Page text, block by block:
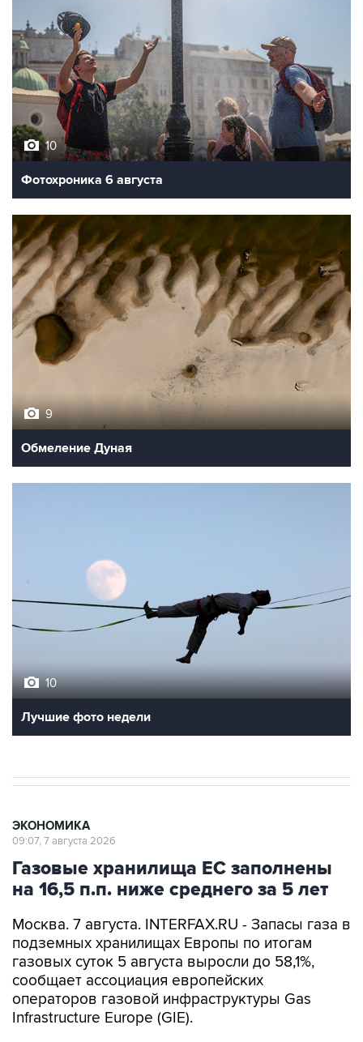
10
Фотохроника 6 августа
9
Обмеление Дуная
10
Лучшие фото недели
ЭКОНОМИКА
09:07, 7 августа 2026
Газовые хранилища ЕС заполнены
на 16,5 п.п. ниже среднего за 5 лет
Москва. 7 августа. INTERFAX.RU - Запасы газа в
подземных хранилищах Европы по итогам
газовых суток 5 августа выросли до 58,1%,
сообщает ассоциация европейских
операторов газовой инфраструктуры Gas
Infrastructure Europe (GIE).